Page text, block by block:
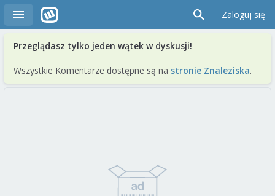
Zaloguj się
Przeglądasz tylko jeden wątek w dyskusji!
Wszystkie Komentarze dostępne są na stronie Znaleziska.